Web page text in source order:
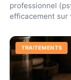
professionnel
efficacement sur
TRAITEMENTS